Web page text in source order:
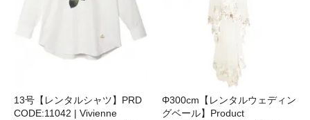
13号【レンタルシャツ】PRD
CODE:11042 | Vivienne
Φ300cm【レンタルウェディン
グベール】Product